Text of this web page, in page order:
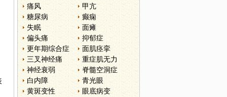
痛风
甲亢
糖尿病
癫痫
失眠
面瘫
偏头痛
抑郁症
更年期综合症
面肌痉挛
三叉神经痛
重症肌无力
神经衰弱
脊髓空洞症
白内障
青光眼
黄斑变性
眼底病变